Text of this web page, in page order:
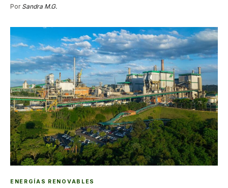
Por Sandra M.G.
ENERGÍAS RENOVABLES